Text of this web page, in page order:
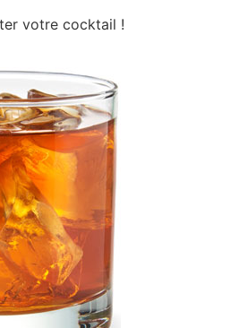
votre cocktail !